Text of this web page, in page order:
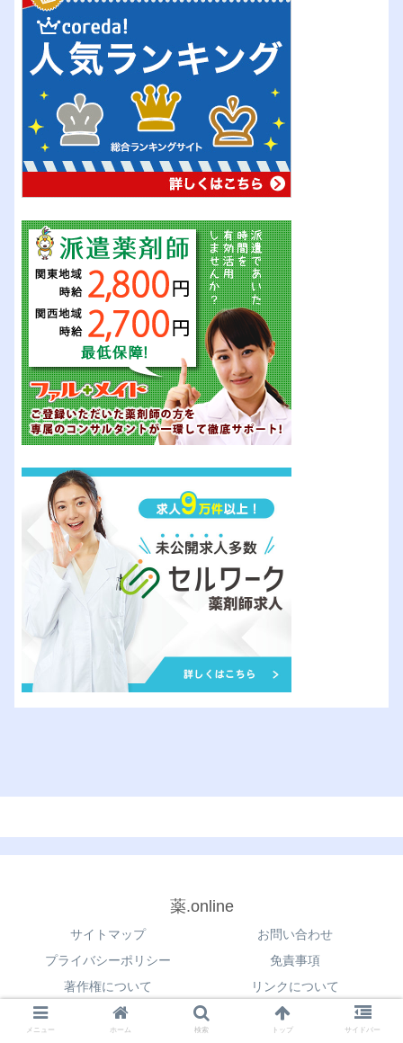
薬.online
サイトマップ
お問い合わせ
プライバシーポリシー
免責事項
著作権について
リンクについて
© 2021 薬.online.
メニュー ホーム 検索 トップ サイドバー